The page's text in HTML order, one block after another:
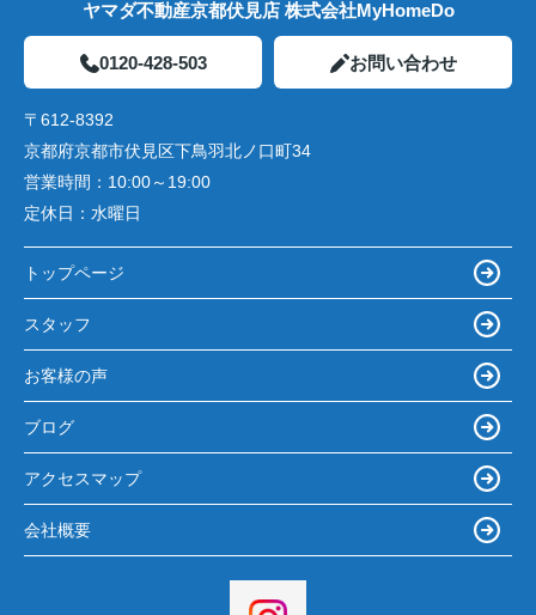
ヤマダ不動産京都伏見店 株式会社MyHomeDo
0120-428-503 お問い合わせ
〒612-8392
京都府京都市伏見区下鳥羽北ノ口町34
営業時間： 10:00～19:00
定休日： 水曜日
トップページ
スタッフ
お客様の声
ブログ
アクセスマップ
会社概要